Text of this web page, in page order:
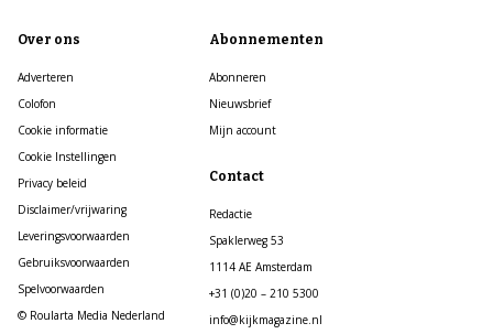
Over ons
Adverteren
Colofon
Cookie informatie
Cookie Instellingen
Privacy beleid
Disclaimer/vrijwaring
Leveringsvoorwaarden
Gebruiksvoorwaarden
Spelvoorwaarden
© Roularta Media Nederland
Abonnementen
Abonneren
Nieuwsbrief
Mijn account
Contact
Redactie
Spaklerweg 53
1114 AE Amsterdam
+31 (0)20 – 210 5300
info@kijkmagazine.nl